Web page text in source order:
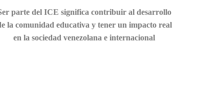
parte del ICE significa contribuir al desarrollo
la comunidad educativa y tener un impacto real
en la sociedad venezolana e internacional